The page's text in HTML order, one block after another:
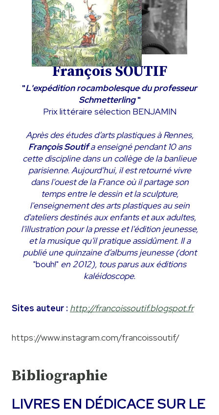
François SOUTIF
"L'expédition rocambolesque du professeur
Schmetterling "
Prix littéraire sélection BENJAMIN
Après des études d’arts plastiques à Rennes,
François Soutifa enseigné pendant 10 ans
cette discipline dans un collège de la banlieue
parisienne. Aujourd’hui, il est retourné vivre
dans l'ouest de la France où il partage son
temps entre le dessin et la sculpture,
l'enseignement des arts plastiques au sein
d'ateliers destinés aux enfants et aux adultes,
l'illustration pour la presse et l'édition jeunesse,
et la musique qu'il pratique assidûment. Il a
publié une quinzaine d’albums jeunesse (dont
"bouh!" en 2012), tous parus aux éditions
kaléidoscope.
Sites auteur : http://francoissoutif.blogspot.fr
https://www.instagram.com/francoissoutif/
Bibliographie
LIVRES EN DÉDICACE SUR LE